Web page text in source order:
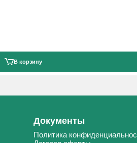
В корзину
Документы
Политика